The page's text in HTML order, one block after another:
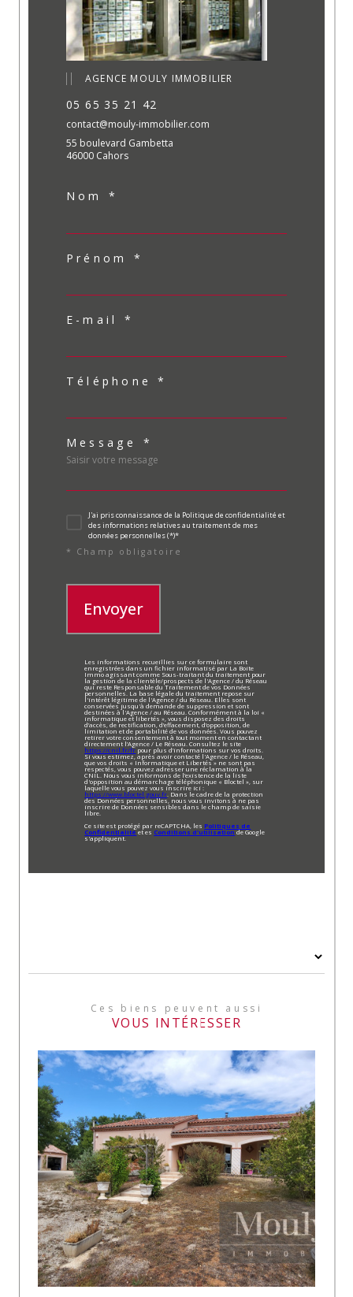
AGENCE MOULY IMMOBILIER
05 65 35 21 42
contact@mouly-immobilier.com
55 boulevard Gambetta
46000 Cahors
Nom *
Prénom *
E-mail *
Téléphone *
Message *
J'ai pris connaissance de la Politique de confidentialité et
des informations relatives au traitement de mes
données personnelles (*)*
* Champ obligatoire
Envoyer
Les informations recueillies sur ce formulaire sont
enregistrées dans un fichier informatisé par La Boite
Immo agissant comme Sous-traitant du traitement pour
la gestion de la clientèle/prospects de l'Agence / du Réseau
qui reste Responsable du Traitement de vos Données
personnelles. La base légale du traitement repose sur
l'intérêt légitime de l'Agence / du Réseau. Elles sont
conservées jusqu'à demande de suppression et sont
destinées à l'Agence / au Réseau. Conformément à la loi «
informatique et libertés », vous disposez des droits
d’accès, de rectification, d’effacement, d’opposition, de
limitation et de portabilité de vos données. Vous pouvez
retirer votre consentement à tout moment en contactant
directement l’Agence / Le Réseau. Consultez le site
https://cnil.fr/fr pour plus d’informations sur vos droits.
Si vous estimez, après avoir contacté l'Agence / le Réseau,
que vos droits « Informatique et Libertés » ne sont pas
respectés, vous pouvez adresser une réclamation à la
CNIL. Nous vous informons de l’existence de la liste
d'opposition au démarchage téléphonique « Bloctel », sur
laquelle vous pouvez vous inscrire ici :
https://www.bloctel.gouv.fr. Dans le cadre de la protection
des Données personnelles, nous vous invitons à ne pas
inscrire de Données sensibles dans le champ de saisie
libre.
Ce site est protégé par reCAPTCHA, lesPolitiques de
Confidentialitéet es Conditions d'utilisationde Google
s'appliquent.
Ces biens peuvent aussi
VOUS INTÉRESSER